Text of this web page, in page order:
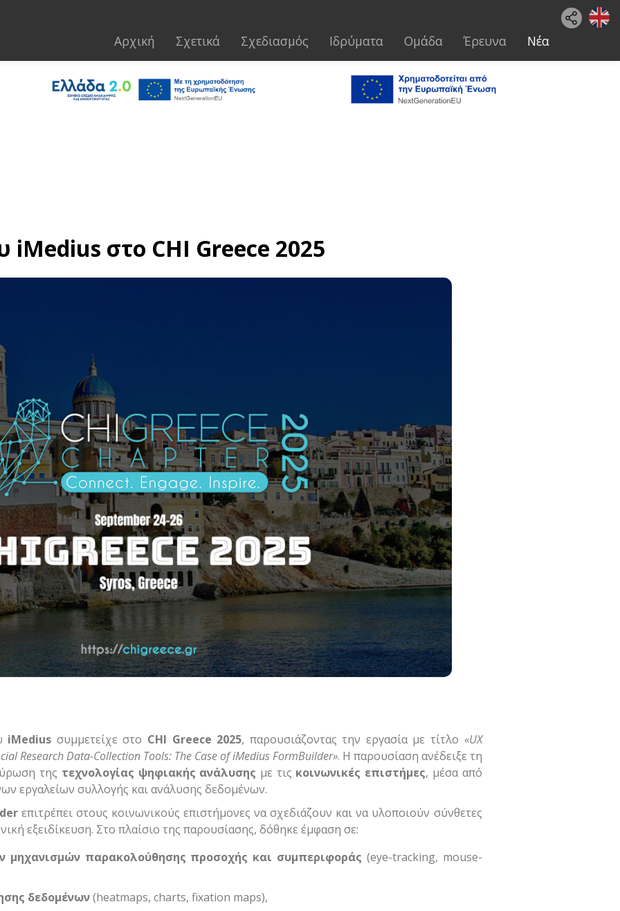
Αρχική Σχετικά Σχεδιασμός Ιδρύματα Ομάδα Έρευνα Νέα
iMedius στο CHI Greece 2025
iMedius συμμετείχε στο CHI Greece 2025, παρουσιάζοντας την εργασία με τίτλο «UX
Research Data-Collection Tools: The Case of iMedius FormBuilder». Η παρουσίαση ανέδειξε τη
της τεχνολογίας ψηφιακής ανάλυσης με τις κοινωνικές επιστήμες, μέσα από
εργαλείων συλλογής και ανάλυσης δεδομένων.
επιτρέπει στους κοινωνικούς επιστήμονες να σχεδιάζουν και να υλοποιούν σύνθετες
εξειδίκευση. Στο πλαίσιο της παρουσίασης, δόθηκε έμφαση σε:
μηχανισμών παρακολούθησης προσοχής και συμπεριφοράς (eye-tracking, mouse-
δεδομένων(heatmaps, charts, fixation maps),